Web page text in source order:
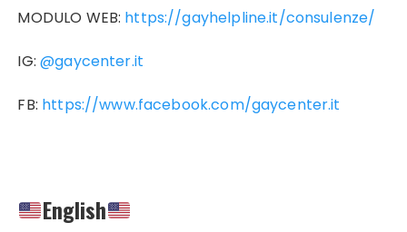
MODULO WEB: https://gayhelpline.it/consulenze/
IG:@gaycenter.it
FB: https://www.facebook.com/gaycenter.it
English